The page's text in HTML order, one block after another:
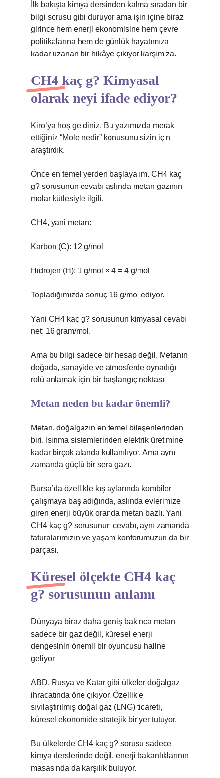
İlk bakışta kimya dersinden kalma sıradan bir
bilgi sorusu gibi duruyor ama işin içine biraz
girince hem enerji ekonomisine hem çevre
politikalarına hem de günlük hayatımıza
kadar uzanan bir hikâye çıkıyor karşımıza.
CH4 kaç g? Kimyasal
olarak neyi ifade ediyor?
Kiro’ya hoş geldiniz. Bu yazımızda merak
ettiğiniz “Mole nedir” konusunu sizin için
araştırdık.
Önce en temel yerden başlayalım. CH4 kaç
g? sorusunun cevabı aslında metan gazının
molar kütlesiyle ilgili.
CH4, yani metan:
Karbon (C): 12 g/mol
Hidrojen (H): 1 g/mol × 4 = 4 g/mol
Topladığımızda sonuç 16 g/mol ediyor.
Yani CH4 kaç g? sorusunun kimyasal cevabı
net: 16 gram/mol.
Ama bu bilgi sadece bir hesap değil. Metanın
doğada, sanayide ve atmosferde oynadığı
rolü anlamak için bir başlangıç noktası.
Metan neden bu kadar önemli?
Metan, doğalgazın en temel bileşenlerinden
biri. Isınma sistemlerinden elektrik üretimine
kadar birçok alanda kullanılıyor. Ama aynı
zamanda güçlü bir sera gazı.
Bursa’da özellikle kış aylarında kombiler
çalışmaya başladığında, aslında evlerimize
giren enerji büyük oranda metan bazlı. Yani
CH4 kaç g? sorusunun cevabı, aynı zamanda
faturalarımızın ve yaşam konforumuzun da bir
parçası.
Küresel ölçekte CH4 kaç
g? sorusunun anlamı
Dünyaya biraz daha geniş bakınca metan
sadece bir gaz değil, küresel enerji
dengesinin önemli bir oyuncusu haline
geliyor.
ABD, Rusya ve Katar gibi ülkeler doğalgaz
ihracatında öne çıkıyor. Özellikle
sıvılaştırılmış doğal gaz (LNG) ticareti,
küresel ekonomide stratejik bir yer tutuyor.
Bu ülkelerde CH4 kaç g? sorusu sadece
kimya derslerinde değil, enerji bakanlıklarının
masasında da karşılık buluyor.